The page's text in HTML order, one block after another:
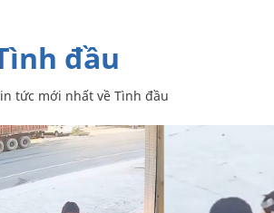
Tình đầu
Tin tức mới nhất về Tình đầu